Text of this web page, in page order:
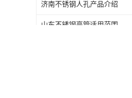
济南不锈钢人孔产品介绍
山东不锈钢亮管适用范围